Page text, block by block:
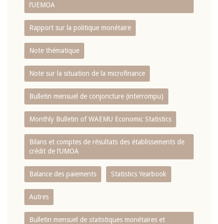
l‘UEMOA
Rapport sur la politique monétaire
Note thématique
Note sur la situation de la microfinance
Bulletin mensuel de conjoncture (interrompu)
Monthly Bulletin of WAEMU Economic Statistics
Bilans et comptes de résultats des établissements de
crédit de l‘UMOA
Balance des paiements Statistics Yearbook
Autres
Bulletin mensuel de statistiques monétaires et